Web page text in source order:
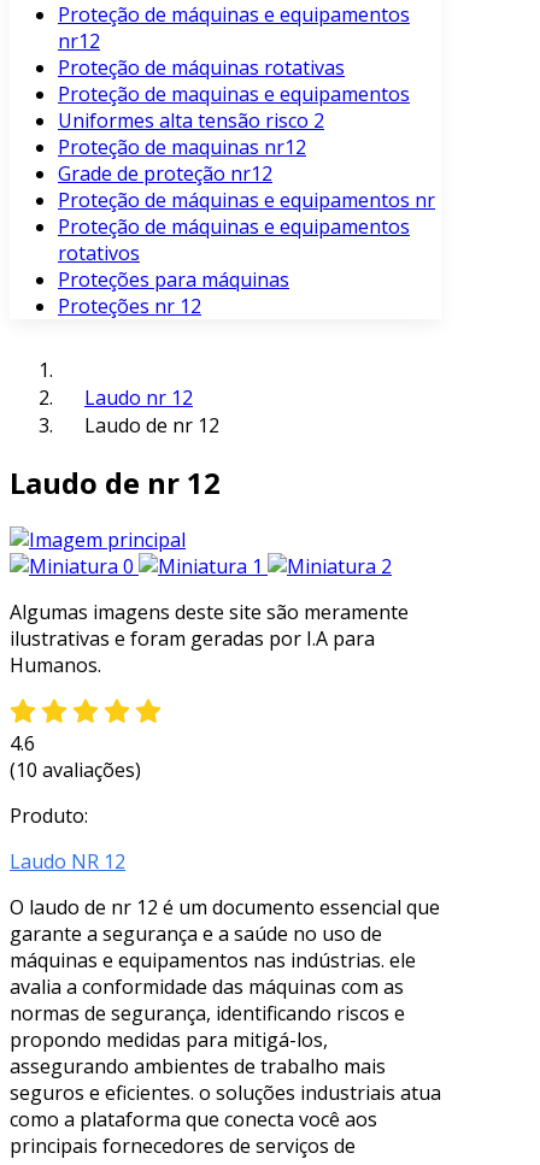
Proteção de máquinas e equipamentos
nr12
Proteção de máquinas rotativas
Proteção de maquinas e equipamentos
Uniformes alta tensão risco 2
Proteção de maquinas nr12
Grade de proteção nr12
Proteção de máquinas e equipamentos nr
Proteção de máquinas e equipamentos
rotativos
Proteções para máquinas
Proteções nr 12
Laudo nr 12
Laudo de nr 12
Laudo de nr 12
Algumas imagens deste site são meramente
ilustrativas e foram geradas por I.A para
Humanos.
4.6
(10 avaliações)
Produto:
Laudo NR 12
O laudo de nr 12 é um documento essencial que
garante a segurança e a saúde no uso de
máquinas e equipamentos nas indústrias. ele
avalia a conformidade das máquinas com as
normas de segurança, identificando riscos e
propondo medidas para mitigá-los,
assegurando ambientes de trabalho mais
seguros e eficientes. o soluções industriais atua
como a plataforma que conecta você aos
principais fornecedores de serviços de